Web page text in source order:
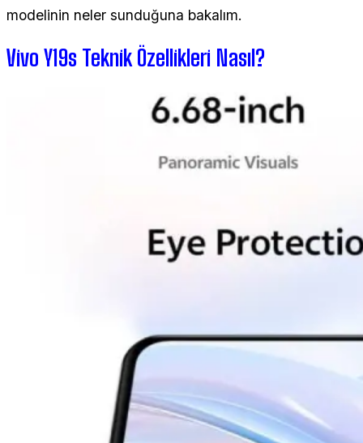
modelinin neler sunduğuna bakalım.
Vivo Y19s Teknik Özellikleri Nasıl?